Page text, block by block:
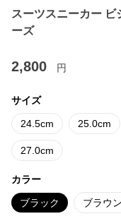
スーツスニーカー
ーズ
2,800 円
サイズ
24.5cm 25.0cm
27.0cm
カラー
ブラック ブラウン